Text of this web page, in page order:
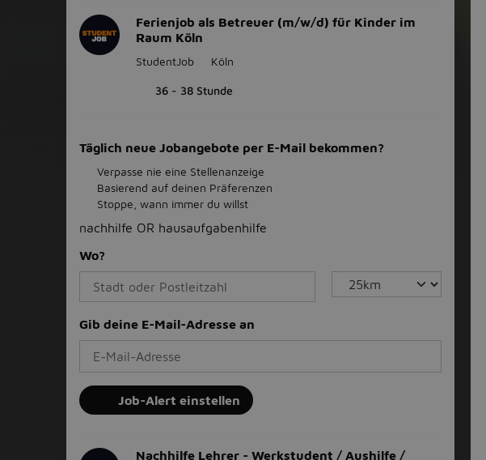
Ferienjob als Betreuer (m/w/d) für Kinder im
Raum Köln
StudentJob Köln
36 - 38 Stunde
Täglich neue Jobangebote per E-Mail bekommen?
Verpasse nie eine Stellenanzeige
Basierend auf deinen Präferenzen
Stoppe, wann immer du willst
nachhilfe OR hausaufgabenhilfe
Wo?
Gib deine E-Mail-Adresse an
Job-Alert einstellen
Nachhilfe Lehrer - Werkstudent / Aushilfe /